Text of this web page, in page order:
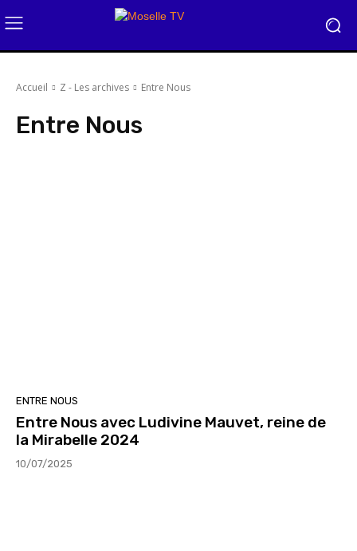
Accueil Z - Les archives Entre Nous
Entre Nous
ENTRE NOUS
Entre Nous avec Ludivine Mauvet, reine de
la Mirabelle 2024
10/07/2025